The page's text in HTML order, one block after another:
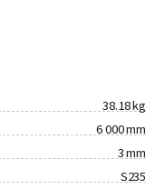
38.18 kg
6 000 mm
3 mm
S235